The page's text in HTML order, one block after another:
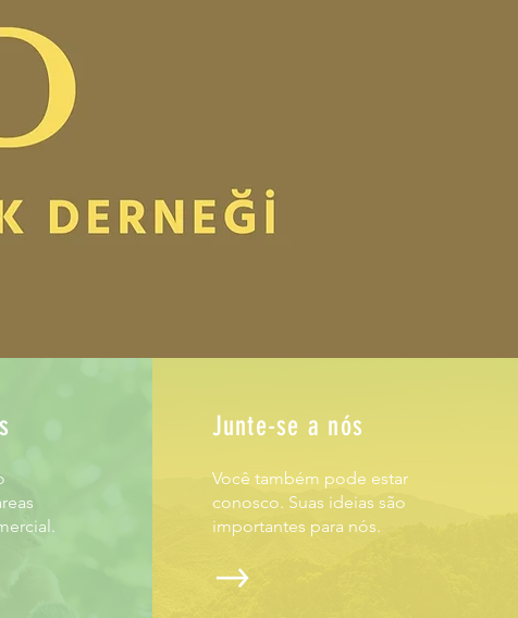
Junte-se a nós
Você também pode estar
conosco. Suas ideias são
importantes para nós.